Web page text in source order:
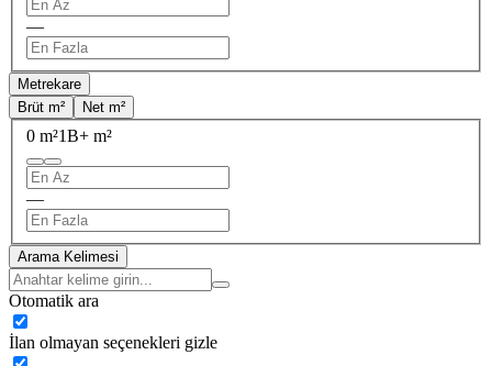
—
Metrekare
Brüt m²
Net m²
0 m²1B+ m²
—
Arama Kelimesi
Otomatik ara
İlan olmayan seçenekleri gizle